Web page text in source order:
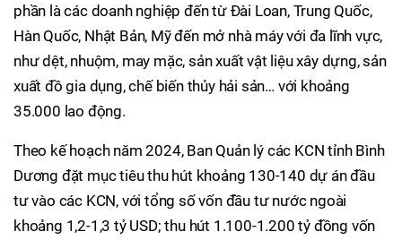
phần là các doanh nghiệp đến từ Đài Loan, Trung Quốc,
Hàn Quốc, Nhật Bản, Mỹ đến mở nhà máy với đa lĩnh vực,
như dệt, nhuộm, may mặc, sản xuất vật liệu xây dựng, sản
xuất đồ gia dụng, chế biến thủy hải sản… với khoảng
35.000 lao động.
Theo kế hoạch năm 2024, Ban Quản lý các KCN tỉnh Bình
Dương đặt mục tiêu thu hút khoảng 130-140 dự án đầu
tư vào các KCN, với tổng số vốn đầu tư nước ngoài
khoảng 1,2-1,3 tỷ USD; thu hút 1.100-1.200 tỷ đồng vốn